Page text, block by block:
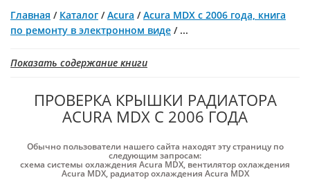
Главная / Каталог /Acura /Acura MDX с 2006 года, книга
по ремонту в электронном виде / ...
Показать содержание книги
ПРОВЕРКА КРЫШКИ РАДИАТОРА
ACURA MDX С 2006 ГОДА
Обычно пользователи нашего сайта находят эту страницу по
следующим запросам:
схема системы охлаждения Acura MDX, вентилятор охлаждения
Acura MDX, радиатор охлаждения Acura MDX